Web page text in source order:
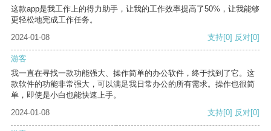
这款app是我工作上的得力助手，让我的工作效率提高了50%，让我能够
更轻松地完成工作任务。
2024-01-08
支持[0] 反对[0]
游客
我一直在寻找一款功能强大、操作简单的办公软件，终于找到了它。这
款软件的功能非常强大，可以满足我日常办公的所有需求。操作也很简
单，即使是小白也能快速上手。
2024-01-08
支持[0] 反对[0]